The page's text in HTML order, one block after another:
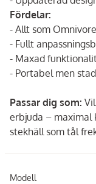
Fördelar:
- Allt som
- Fullt
- Maxad
- Portabel men
Passar dig som:
erbjuda – maximal
stekhäll som tål
Modell